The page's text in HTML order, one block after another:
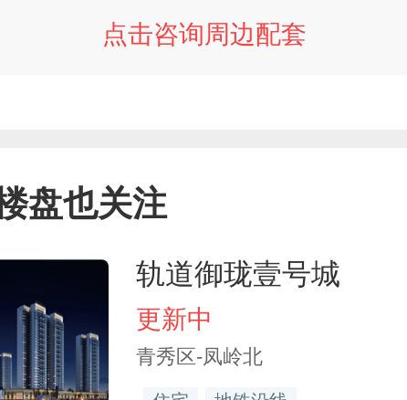
点击咨询周边配套
盘也关注
轨道御珑壹号城
更新中
青秀区-凤岭北